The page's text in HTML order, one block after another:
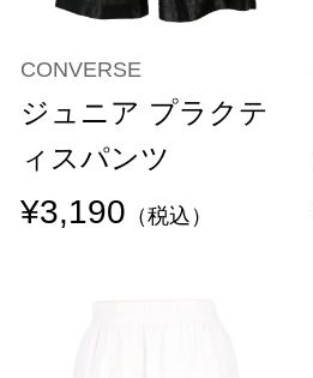
CONVERSE
ジュニア プラクテ
ィスパンツ
¥3,190 （税込）